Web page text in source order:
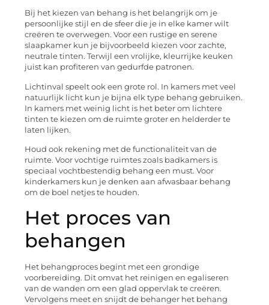
Bij het kiezen van behang is het belangrijk om je
persoonlijke stijl en de sfeer die je in elke kamer wilt
creëren te overwegen. Voor een rustige en serene
slaapkamer kun je bijvoorbeeld kiezen voor zachte,
neutrale tinten. Terwijl een vrolijke, kleurrijke keuken
juist kan profiteren van gedurfde patronen.
Lichtinval speelt ook een grote rol. In kamers met veel
natuurlijk licht kun je bijna elk type behang gebruiken.
In kamers met weinig licht is het beter om lichtere
tinten te kiezen om de ruimte groter en helderder te
laten lijken.
Houd ook rekening met de functionaliteit van de
ruimte. Voor vochtige ruimtes zoals badkamers is
speciaal vochtbestendig behang een must. Voor
kinderkamers kun je denken aan afwasbaar behang
om de boel netjes te houden.
Het proces van
behangen
Het behangproces begint met een grondige
voorbereiding. Dit omvat het reinigen en egaliseren
van de wanden om een glad oppervlak te creëren.
Vervolgens meet en snijdt de behanger het behang